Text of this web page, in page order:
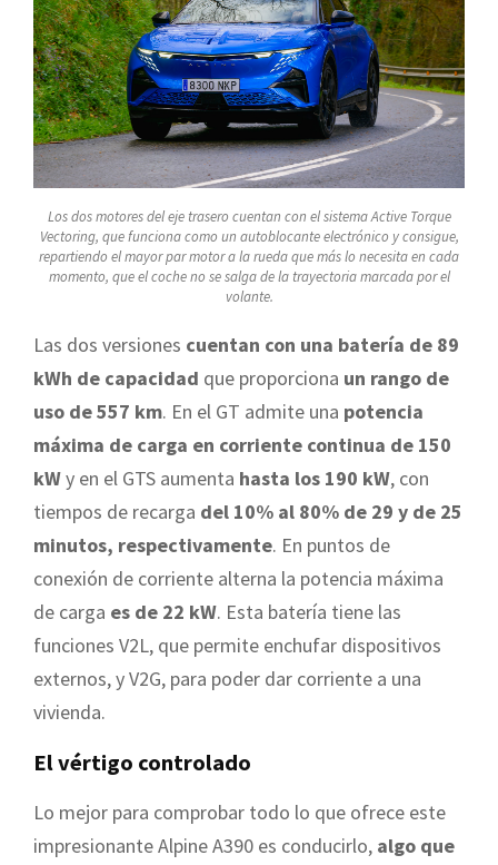
Los dos motores del eje trasero cuentan con el sistema Active Torque
Vectoring, que funciona como un autoblocante electrónico y consigue,
repartiendo el mayor par motor a la rueda que más lo necesita en cada
momento, que el coche no se salga de la trayectoria marcada por el
volante.
Las dos versiones cuentan con una batería de 89
kWh de capacidad que proporciona un rango de
uso de 557 km. En el GT admite una potencia
máxima de carga en corriente continua de 150
kWy en el GTS aumenta hasta los 190 kW, con
tiempos de recarga del 10% al 80% de 29 y de 25
minutos, respectivamente. En puntos de
conexión de corriente alterna la potencia máxima
de carga es de 22 kW. Esta batería tiene las
funciones V2L, que permite enchufar dispositivos
externos, y V2G, para poder dar corriente a una
vivienda.
El vértigo controlado
Lo mejor para comprobar todo lo que ofrece este
impresionante Alpine A390 es conducirlo, algo que